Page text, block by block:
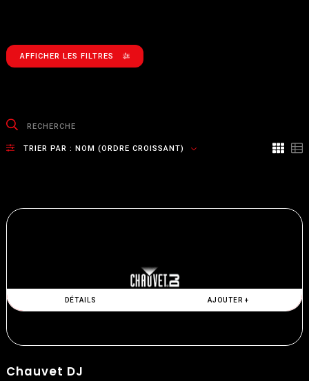
AFFICHER LES FILTRES
TRIER PAR : NOM (ORDRE CROISSANT)
DÉTAILS AJOUTER +
Chauvet DJ